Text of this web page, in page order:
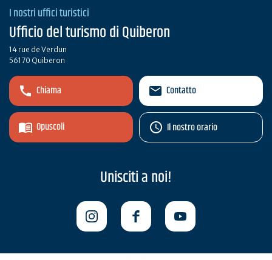
I nostri uffici turistici
Ufficio del turismo di Quiberon
14 rue de Verdun
56170 Quiberon
Chiama
Opuscoli
Contatto
Il nostro orario
Unisciti a noi!